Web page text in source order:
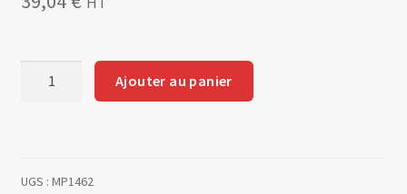
-
Ajouter au panier
UGS : MP1462